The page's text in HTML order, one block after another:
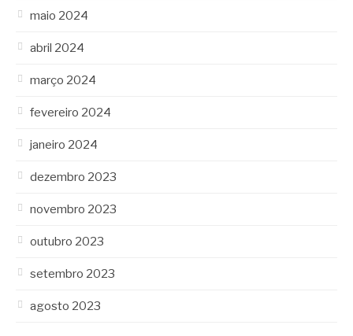
maio 2024
abril 2024
março 2024
fevereiro 2024
janeiro 2024
dezembro 2023
novembro 2023
outubro 2023
setembro 2023
agosto 2023